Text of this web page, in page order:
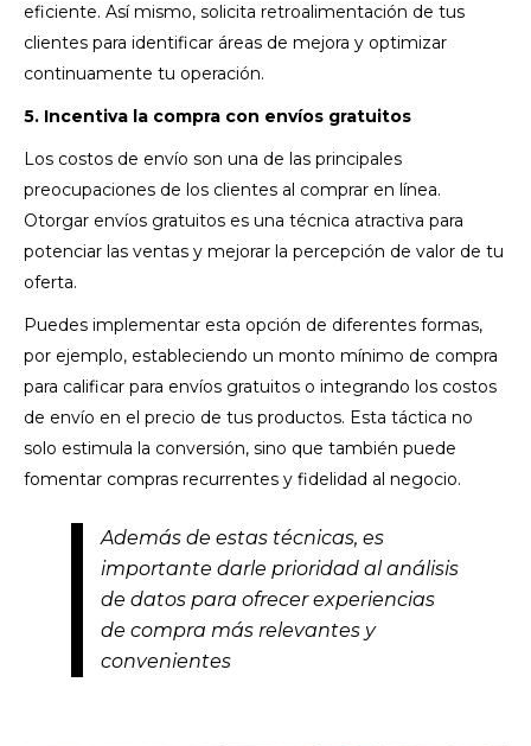
eficiente. Así mismo, solicita retroalimentación de tus
clientes para identificar áreas de mejora y optimizar
continuamente tu operación.
5. Incentiva la compra con envíos gratuitos
Los costos de envío son una de las principales
preocupaciones de los clientes al comprar en línea.
Otorgar envíos gratuitos es una técnica atractiva para
potenciar las ventas y mejorar la percepción de valor de tu
oferta.
Puedes implementar esta opción de diferentes formas,
por ejemplo, estableciendo un monto mínimo de compra
para calificar para envíos gratuitos o integrando los costos
de envío en el precio de tus productos. Esta táctica no
solo estimula la conversión, sino que también puede
fomentar compras recurrentes y fidelidad al negocio.
Además de estas técnicas, es
importante darle prioridad al análisis
de datos para ofrecer experiencias
de compra más relevantes y
convenientes